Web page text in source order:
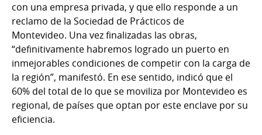
con una empresa privada, y que ello responde a un
reclamo de la Sociedad de Prácticos de
Montevideo. Una vez finalizadas las obras,
“definitivamente habremos logrado un puerto en
inmejorables condiciones de competir con la carga de
la región”, manifestó. En ese sentido, indicó que el
60% del total de lo que se moviliza por Montevideo es
regional, de países que optan por este enclave por su
eficiencia.